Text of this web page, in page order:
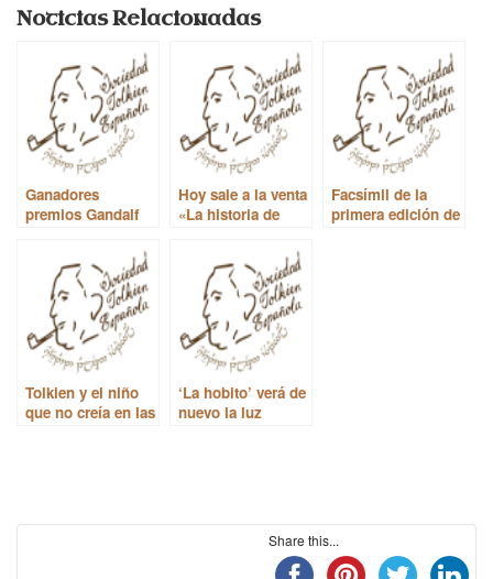
Noticias Relacionadas
Ganadores
premios Gandalf
Hoy sale a la venta
«La historia de
Facsímil de la
primera edición de
Tolkien y el niño
que no creía en las
‘La hobito’ verá de
nuevo la luz
Share this...